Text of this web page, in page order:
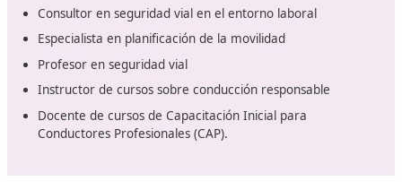
Recientemente, se ha realizadoun esfuerzo
para promover una movilidad más sostenible y
cuidar el medio ambiente. En España, se han
varias políticas y medidas destinadas a reducir la
de los vehículos motorizados y a incentivar el uso de
alternativas de transporte más ecológicas, como la